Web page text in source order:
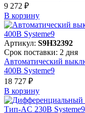
9 272 ₽
В корзинy
Артикул: S9H32392
Срок поставки: 2 дня
Автоматический
400В Systeme9
18 727 ₽
В корзинy